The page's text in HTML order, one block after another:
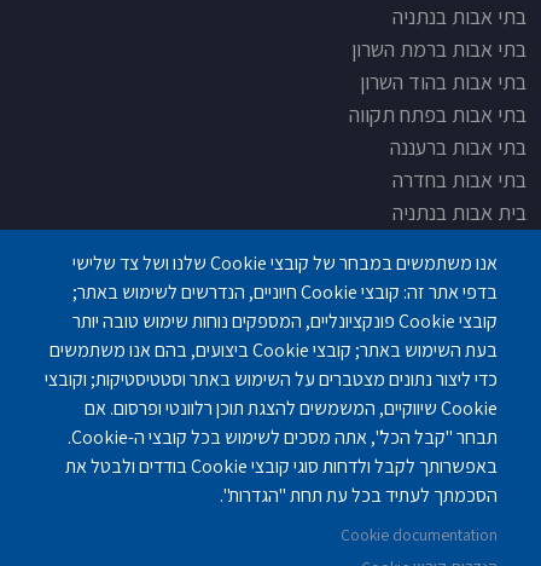
בתי אבות בנתניה
בתי אבות ברמת השרון
בתי אבות בהוד השרון
בתי אבות בפתח תקווה
בתי אבות ברעננה
בתי אבות בחדרה
בית אבות בנתניה
בית אבות בפתח תקוה
בית בלב כפר סבא
בית אבות בחיפה
פנחס לבון 18 ,לב יסמין, קומה-2, נתניה
077-5420695
אנו משתמשים במבחר של קובצי Cookie שלנו ושל צד שלישי
בדפי אתר זה: קובצי Cookie חיוניים, הנדרשים לשימוש באתר;
קובצי Cookie פונקציונליים, המספקים נוחות שימוש טובה יותר
בעת השימוש באתר; קובצי Cookie ביצועים, בהם אנו משתמשים
כדי ליצור נתונים מצטברים על השימוש באתר וסטטיסטיקות; וקובצי
Cookie שיווקיים, המשמשים להצגת תוכן רלוונטי ופרסום. אם
תבחר "קבל הכל", אתה מסכים לשימוש בכל קובצי ה-Cookie.
באפשרותך לקבל ולדחות סוגי קובצי Cookie בודדים ולבטל את
הסכמתך לעתיד בכל עת תחת "הגדרות".
Cookie documentation